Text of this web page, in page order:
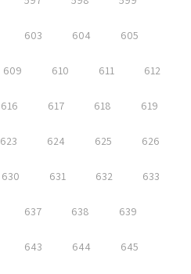
603 604 605
609 610 611 612
616 617 618 619
623 624 625 626
630 631 632 633
637 638 639
643 644 645